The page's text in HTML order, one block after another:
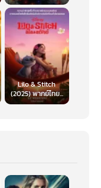
Lilo & Stitch
(2025) พากย์ไทย...